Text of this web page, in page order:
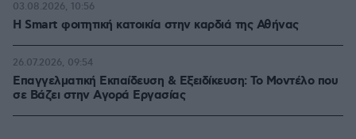
Η Smart φοιτητική κατοικία στην καρδιά της Αθήνας
03.08.2026, 10:56
Επαγγελματική Εκπαίδευση & Εξειδίκευση: Το Mοντέλο που
σε Bάζει στην Aγορά Eργασίας
26.07.2026, 09:54